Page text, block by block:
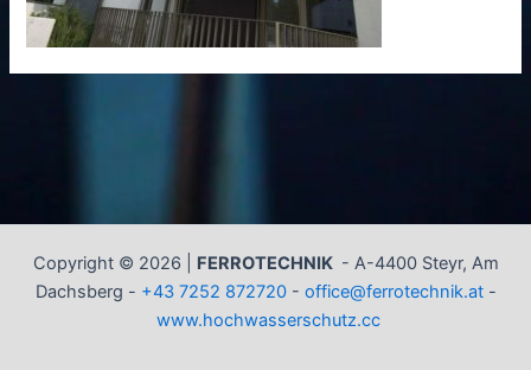
Copyright © 2026 | FERROTECHNIK - A-4400 Steyr, Am
Dachsberg - +43 7252 872720- office@ferrotechnik.at-
www.hochwasserschutz.cc